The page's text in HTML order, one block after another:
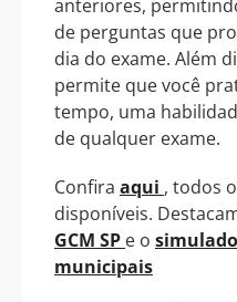
anteriores,
de perguntas que
dia do exame. Além
permite que você
tempo, uma
de qualquer exame.
Confira aqui , todos
disponíveis.
GCM SP e o
municipais